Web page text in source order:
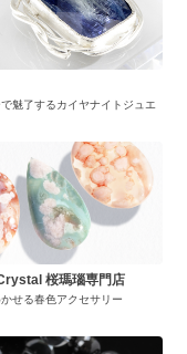
魅了するカイヤナイトジュエ
桜瑪瑙専門店
せる春色アクセサリー